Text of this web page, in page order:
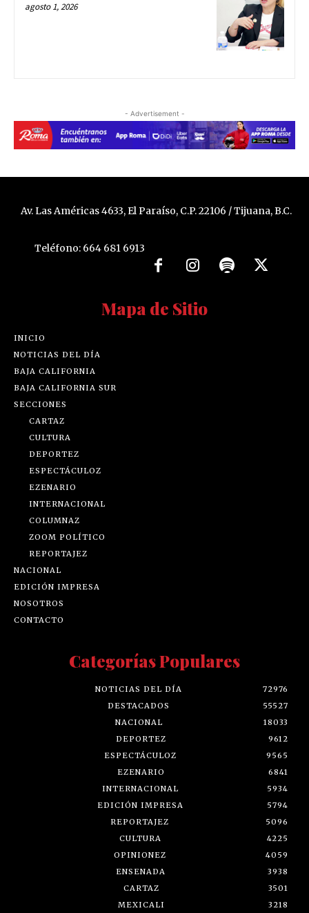
agosto 1, 2026
- Advertisement -
Av. Las Américas 4633, El Paraíso, C.P. 22106 / Tijuana, B.C.
Teléfono: 664 681 6913
Mapa de Sitio
INICIO
NOTICIAS DEL DÍA
BAJA CALIFORNIA
BAJA CALIFORNIA SUR
SECCIONES
CARTAZ
CULTURA
DEPORTEZ
ESPECTÁCULOZ
EZENARIO
INTERNACIONAL
COLUMNAZ
ZOOM POLÍTICO
REPORTAJEZ
NACIONAL
EDICIÓN IMPRESA
NOSOTROS
CONTACTO
Categorías Populares
NOTICIAS DEL DÍA
72976
DESTACADOS
55527
NACIONAL
18033
DEPORTEZ
9612
ESPECTÁCULOZ
9565
EZENARIO
6841
INTERNACIONAL
5934
EDICIÓN IMPRESA
5794
REPORTAJEZ
5096
CULTURA
4225
OPINIONEZ
4059
ENSENADA
3938
CARTAZ
3501
MEXICALI
3218